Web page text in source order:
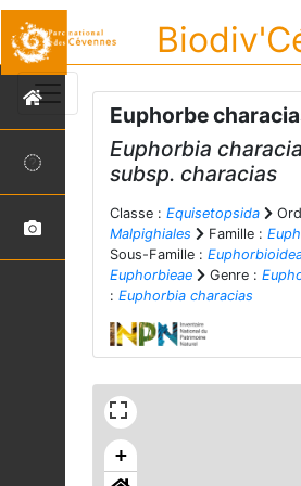
Euphorbe
Euphorbia
subsp. characias
Classe : Equisetopsida
Malpighiales
Famille :
Sous-Famille :
Euphorbieae
Genre :
: Euphorbia characias
+